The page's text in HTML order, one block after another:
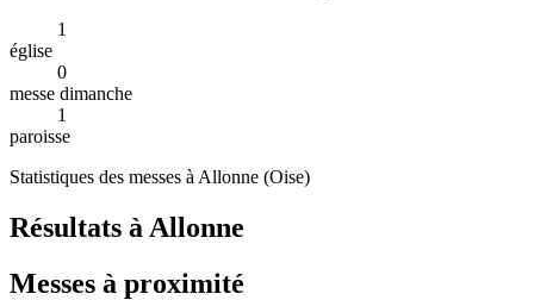
1
église
0
messe dimanche
1
paroisse
Statistiques des messes à Allonne (Oise)
Résultats à Allonne
Messes à proximité